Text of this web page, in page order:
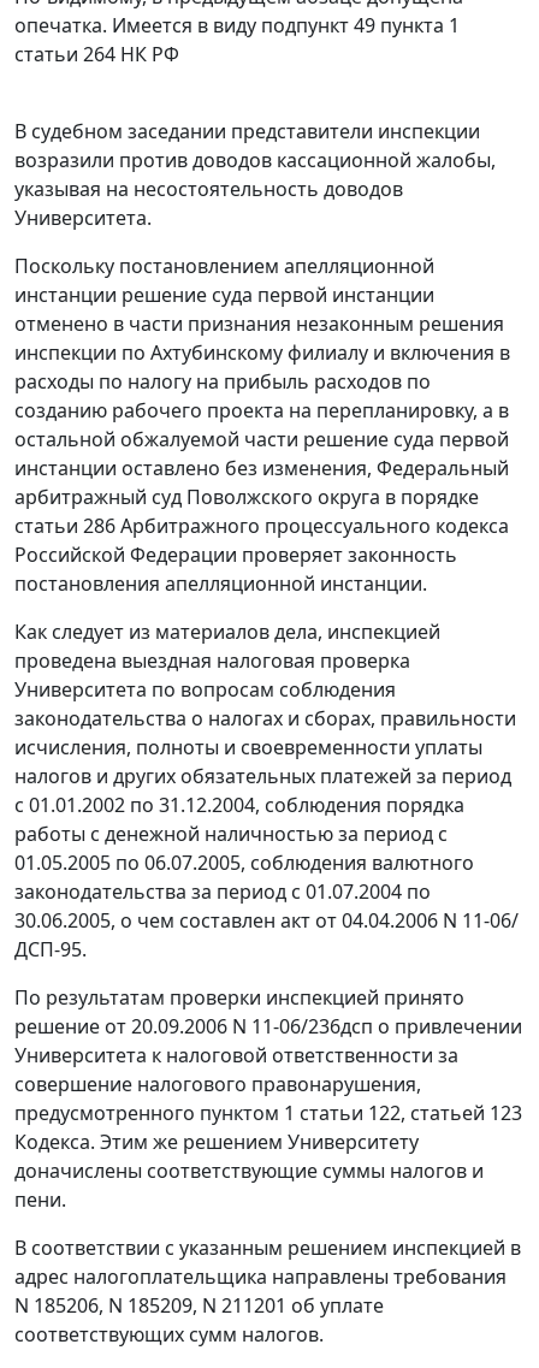
опечатка. Имеется в виду подпункт 49 пункта 1
статьи 264 НК РФ
В судебном заседании представители инспекции
возразили против доводов кассационной жалобы,
указывая на несостоятельность доводов
Университета.
Поскольку постановлением апелляционной
инстанции решение суда первой инстанции
отменено в части признания незаконным решения
инспекции по Ахтубинскому филиалу и включения в
расходы по налогу на прибыль расходов по
созданию рабочего проекта на перепланировку, а в
остальной обжалуемой части решение суда первой
инстанции оставлено без изменения, Федеральный
арбитражный суд Поволжского округа в порядке
статьи 286Арбитражного процессуального кодекса
Российской Федерации проверяет законность
постановления апелляционной инстанции.
Как следует из материалов дела, инспекцией
проведена выездная налоговая проверка
Университета по вопросам соблюдения
законодательства о налогах и сборах, правильности
исчисления, полноты и своевременности уплаты
налогов и других обязательных платежей за период
с 01.01.2002 по 31.12.2004, соблюдения порядка
работы с денежной наличностью за период с
01.05.2005 по 06.07.2005, соблюдения валютного
законодательства за период с 01.07.2004 по
30.06.2005, о чем составлен акт от 04.04.2006 N 11-06/
ДСП-95.
По результатам проверки инспекцией принято
решение от 20.09.2006 N 11-06/236дсп о привлечении
Университета к налоговой ответственности за
совершение налогового правонарушения,
предусмотренного пунктом 1 статьи 122, статьей 123
Кодекса. Этим же решением Университету
доначислены соответствующие суммы налогов и
пени.
В соответствии с указанным решением инспекцией в
адрес налогоплательщика направлены требования
N 185206, N 185209, N 211201 об уплате
соответствующих сумм налогов.